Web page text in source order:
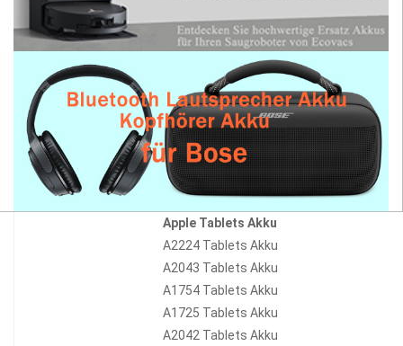
Apple Tablets Akku
A2224 Tablets Akku
A2043 Tablets Akku
A1754 Tablets Akku
A1725 Tablets Akku
A2042 Tablets Akku